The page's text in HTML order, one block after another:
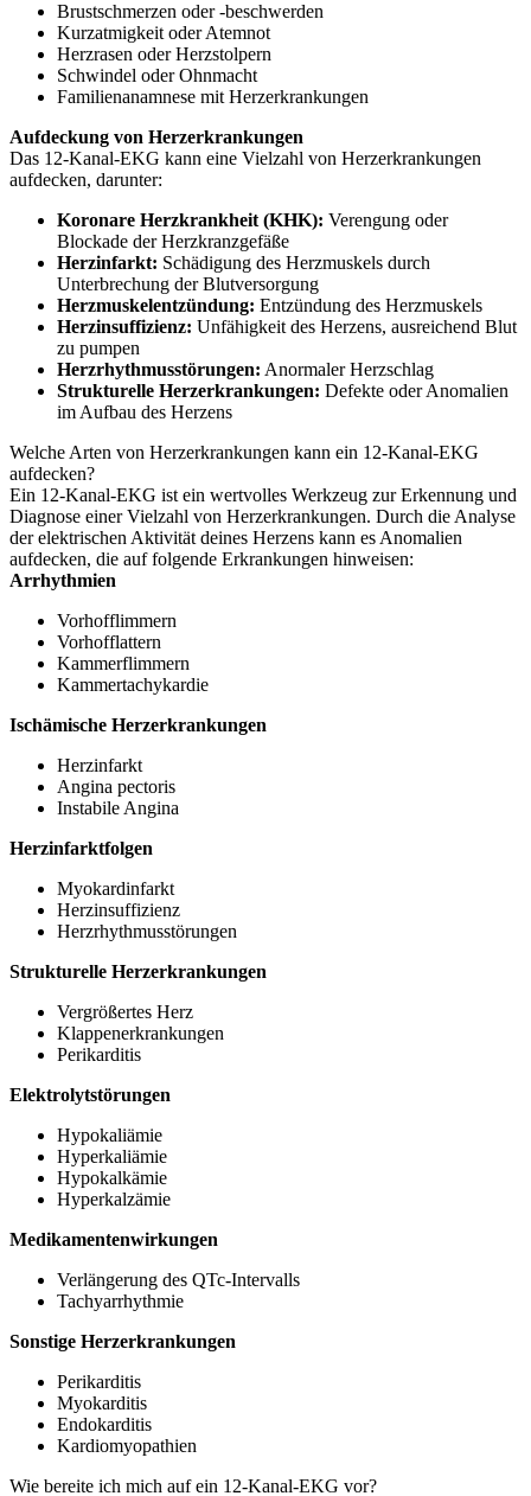
Brustschmerzen oder -beschwerden
Kurzatmigkeit oder Atemnot
Herzrasen oder Herzstolpern
Schwindel oder Ohnmacht
Familienanamnese mit Herzerkrankungen
Aufdeckung von Herzerkrankungen
Das 12-Kanal-EKG kann eine Vielzahl von Herzerkrankungen
aufdecken, darunter:
Koronare Herzkrankheit (KHK): Verengung oder
Blockade der Herzkranzgefäße
Herzinfarkt: Schädigung des Herzmuskels durch
Unterbrechung der Blutversorgung
Herzmuskelentzündung: Entzündung des Herzmuskels
Herzinsuffizienz: Unfähigkeit des Herzens, ausreichend Blut
zu pumpen
Herzrhythmusstörungen: Anormaler Herzschlag
Strukturelle Herzerkrankungen: Defekte oder Anomalien
im Aufbau des Herzens
Welche Arten von Herzerkrankungen kann ein 12-Kanal-EKG
aufdecken?
Ein 12-Kanal-EKG ist ein wertvolles Werkzeug zur Erkennung und
Diagnose einer Vielzahl von Herzerkrankungen. Durch die Analyse
der elektrischen Aktivität deines Herzens kann es Anomalien
aufdecken, die auf folgende Erkrankungen hinweisen:
Arrhythmien
Vorhofflimmern
Vorhofflattern
Kammerflimmern
Kammertachykardie
Ischämische Herzerkrankungen
Herzinfarkt
Angina pectoris
Instabile Angina
Herzinfarktfolgen
Myokardinfarkt
Herzinsuffizienz
Herzrhythmusstörungen
Strukturelle Herzerkrankungen
Vergrößertes Herz
Klappenerkrankungen
Perikarditis
Elektrolytstörungen
Hypokaliämie
Hyperkaliämie
Hypokalkämie
Hyperkalzämie
Medikamentenwirkungen
Verlängerung des QTc-Intervalls
Tachyarrhythmie
Sonstige Herzerkrankungen
Perikarditis
Myokarditis
Endokarditis
Kardiomyopathien
Wie bereite ich mich auf ein 12-Kanal-EKG vor?